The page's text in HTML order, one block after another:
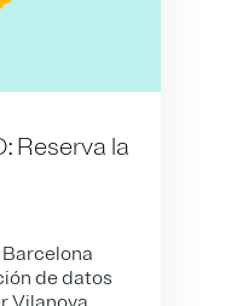
Reserva la
de datos